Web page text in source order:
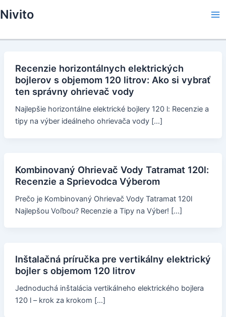
to
Nivito
Recenzie horizontálnych elektrických
bojlerov s objemom 120 litrov: Ako si vybrať
ten správny ohrievač vody
Najlepšie horizontálne elektrické bojlery 120 l: Recenzie a
tipy na výber ideálneho ohrievača vody […]
Kombinovaný Ohrievač Vody Tatramat 120l:
Recenzie a Sprievodca Výberom
Prečo je Kombinovaný Ohrievač Vody Tatramat 120l
Najlepšou Voľbou? Recenzie a Tipy na Výber! […]
Inštalačná príručka pre vertikálny elektrický
bojler s objemom 120 litrov
Jednoduchá inštalácia vertikálneho elektrického bojlera
120 l – krok za krokom […]